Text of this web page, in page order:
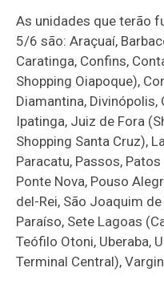
As unidades que terão
5/6 são: Araçuaí,
Caratinga, Confins,
Shopping Oiapoque),
Diamantina,
Ipatinga, Juiz de Fora
Shopping Santa Cruz),
Paracatu, Passos,
Ponte Nova, Pouso
del-Rei, São Joaquim
Paraíso, Sete Lagoas
Teófilo Otoni, Uberaba,
Terminal Central),